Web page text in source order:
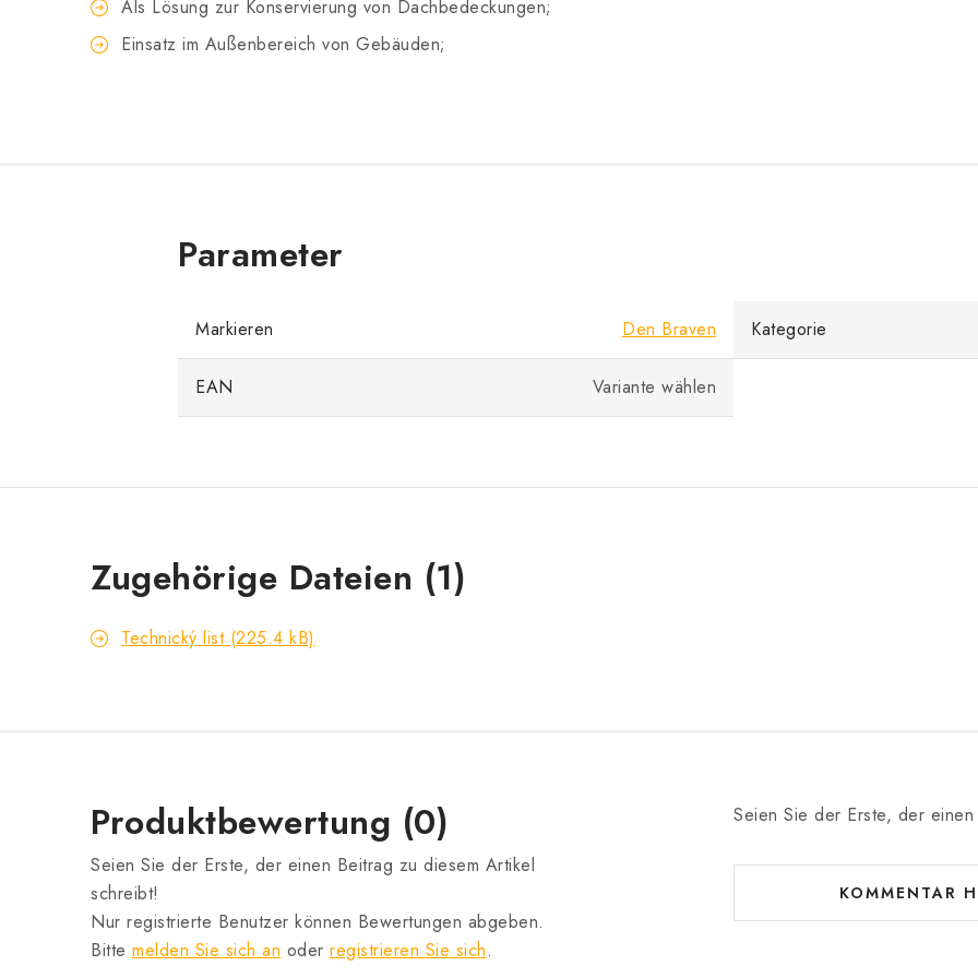
Als Lösung zur Konservierung von Dachbedeckungen;
Einsatz im Außenbereich von Gebäuden;
Markieren Den Braven Kategorie
EAN Variante wählen
Zugehörige Dateien (1)
Technický list (225.4 kB)
Produktbewertung (0)
Seien Sie der Erste, der einen Beitrag zu diesem Artikel
schreibt!
Nur registrierte Benutzer können Bewertungen abgeben.
Bitte melden Sie sich an oder registrieren Sie sich.
Seien Sie der Erste, der
KOMMENTAR